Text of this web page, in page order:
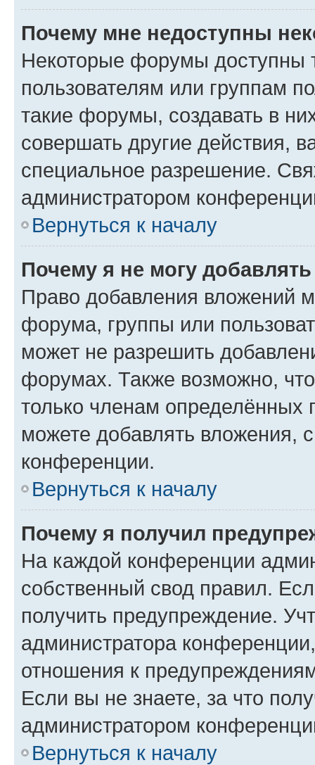
Почему мне недоступны
Некоторые форумы доступны
пользователям или группам
такие форумы, создавать в
совершать другие действия,
специальное разрешение.
администратором
Вернуться к началу
Почему я не могу
Право добавления вложений
форума, группы или
может не разрешить
форумах. Также возможно,
только членам определённых
можете добавлять вложения,
конференции.
Вернуться к началу
Почему я получил
На каждой конференции
собственный свод правил.
получить предупреждение.
администратора
отношения к
Если вы не знаете, за что
администратором
Вернуться к началу